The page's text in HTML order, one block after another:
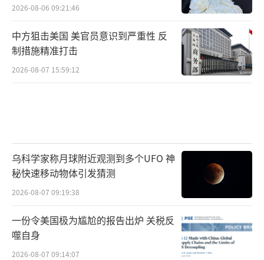
2026-08-06 09:21:46
中方狙击美国 美官员意识到严重性 反
制措施精准打击
2026-08-07 15:59:12
乌科学家称月球附近观测到多个UFO 神
秘快速移动物体引发猜测
2026-08-07 09:19:38
一份令美国极为尴尬的报告出炉 关税反
噬自身
2026-08-07 09:14:07